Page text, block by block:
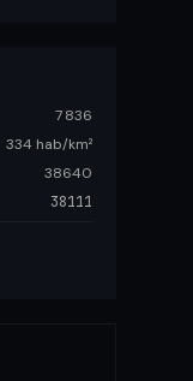
7 836
334 hab/km²
38640
38111